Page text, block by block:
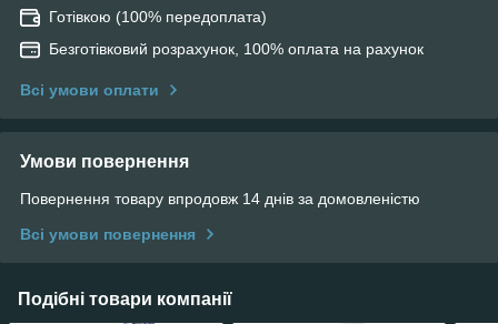
Готівкою (100% передоплата)
Безготівковий розрахунок, 100% оплата на рахунок
Всі умови оплати
Умови повернення
Повернення товару впродовж 14 днів за домовленістю
Всі умови повернення
Подібні товари компанії